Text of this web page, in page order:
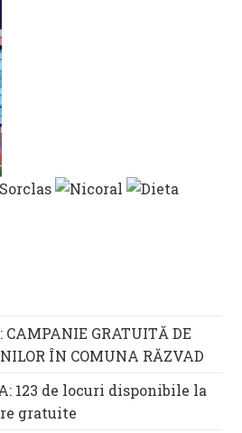
GRATUITĂ DE
ÎN COMUNA RĂZVAD
123 de locuri disponibile la
gratuite